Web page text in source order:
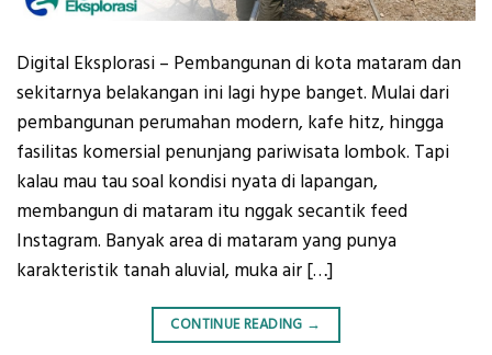
Digital Eksplorasi – Pembangunan di kota mataram dan
sekitarnya belakangan ini lagi hype banget. Mulai dari
pembangunan perumahan modern, kafe hitz, hingga
fasilitas komersial penunjang pariwisata lombok. Tapi
kalau mau tau soal kondisi nyata di lapangan,
membangun di mataram itu nggak secantik feed
Instagram. Banyak area di mataram yang punya
karakteristik tanah aluvial, muka air […]
CONTINUE READING →